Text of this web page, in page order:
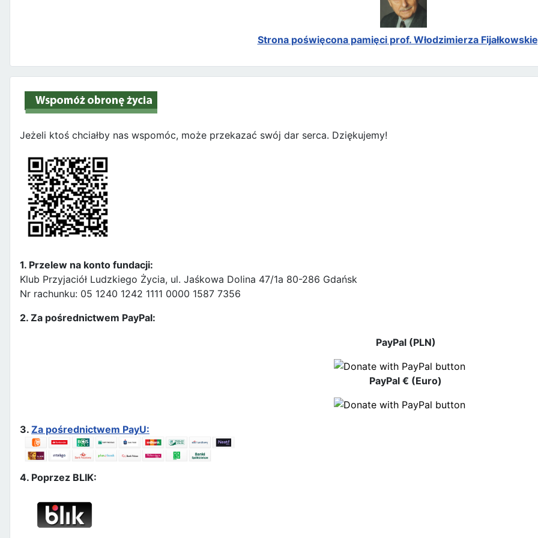
Strona poświęcona pamięci prof. Włodzimierza
Jeżeli ktoś chciałby nas wspomóc, może przekazać swój dar serca. Dziękujemy!
1. Przelew na konto fundacji:
Klub Przyjaciół Ludzkiego Życia, ul. Jaśkowa Dolina 47/1a 80-286 Gdańsk
Nr rachunku: 05 1240 1242 1111 0000 1587 7356
2. Za pośrednictwem PayPal:
PayPal (PLN)
PayPal € (Euro)
3. Za pośrednictwem PayU:
4. Poprzez BLIK: